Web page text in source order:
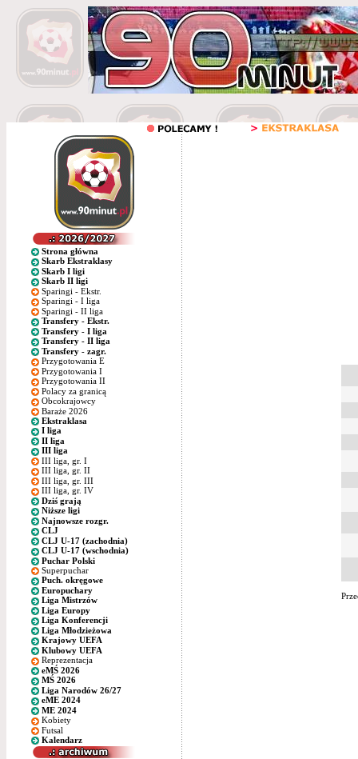
Strona główna
Skarb Ekstraklasy
Skarb I ligi
Skarb II ligi
Sparingi - Ekstr.
Sparingi - I liga
Sparingi - II liga
Transfery - Ekstr.
Transfery - I liga
Transfery - II liga
Transfery - zagr.
Przygotowania E
Przygotowania I
Przygotowania II
Polacy za granicą
Obcokrajowcy
Baraże 2026
Ekstraklasa
I liga
II liga
III liga
III liga, gr. I
III liga, gr. II
III liga, gr. III
III liga, gr. IV
Dziś grają
Niższe ligi
Najnowsze rozgr.
CLJ
CLJ U-17 (zachodnia)
CLJ U-17 (wschodnia)
Puchar Polski
Superpuchar
Puch. okręgowe
Europuchary
Liga Mistrzów
Liga Europy
Liga Konferencji
Liga Młodzieżowa
Krajowy UEFA
Klubowy UEFA
Reprezentacja
eMŚ 2026
MŚ 2026
Liga Narodów 26/27
eME 2024
ME 2024
Kobiety
Futsal
Kalendarz